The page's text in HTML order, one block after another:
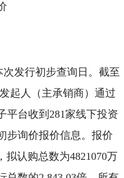
发行初步查询日。截至
起人（主承销商）通过
平台收到281家线下投资
步询价报价信息。报价
拟认购总数为4821070万